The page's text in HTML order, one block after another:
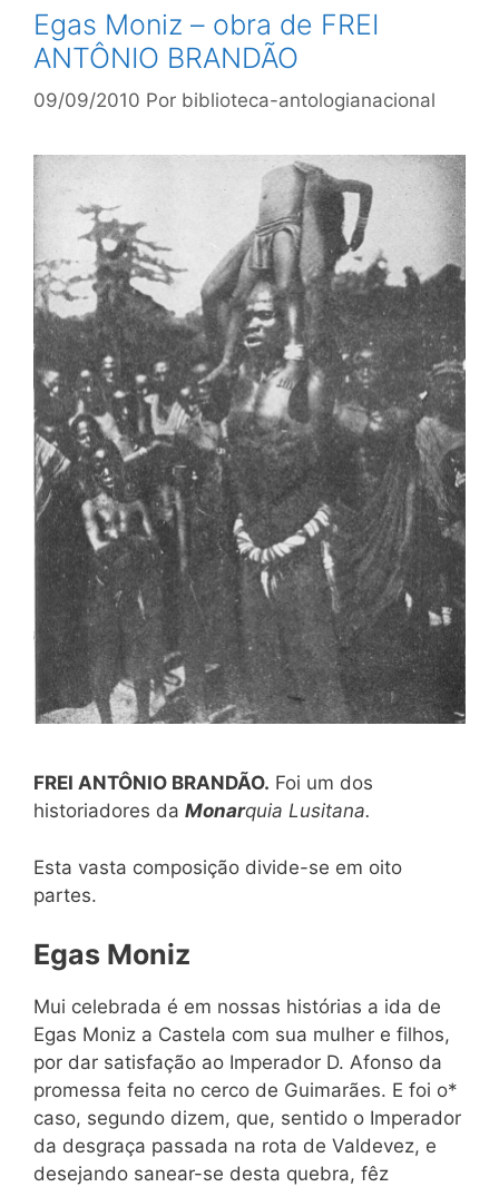
Egas Moniz – obra de FREI
ANTÔNIO BRANDÃO
09/09/2010 Por biblioteca-antologianacional
FREI ANTÔNIO BRANDÃO. Foi um dos
historiadores da Monarquia Lusitana.
Esta vasta composição divide-se em oito
partes.
Egas Moniz
Mui celebrada é em nossas histórias a ida de
Egas Moniz a Castela com sua mulher e filhos,
por dar satisfação ao Imperador D. Afonso da
promessa feita no cerco de Guimarães. E foi o*
caso, segundo dizem, que, sentido o Imperador
da desgraça passada na rota de Valdevez, e
desejando sanear-se desta quebra, fêz